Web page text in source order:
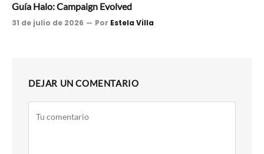
Guía Halo: Campaign Evolved
31 de julio de 2026 Por Estela Villa
DEJAR UN COMENTARIO